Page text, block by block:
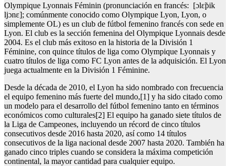
Olympique Lyonnais Féminin (pronunciación en francés: [ɔlɛ̃pik
ljɔnɛ]; comúnmente conocido como Olympique Lyon, Lyon, o
simplemente OL) es un club de fútbol femenino francés con sede en
Lyon. El club es la sección femenina del Olympique Lyonnais desde
2004. Es el club más exitoso en la historia de la División 1
Féminine, con quince títulos de liga como Olympique Lyonnais y
cuatro títulos de liga como FC Lyon antes de la adquisición. El Lyon
juega actualmente en la División 1 Féminine.
Desde la década de 2010, el Lyon ha sido nombrado con frecuencia
el equipo femenino más fuerte del mundo,[1] y ha sido citado como
un modelo para el desarrollo del fútbol femenino tanto en términos
económicos como culturales[2] El equipo ha ganado siete títulos de
la Liga de Campeones, incluyendo un récord de cinco títulos
consecutivos desde 2016 hasta 2020, así como 14 títulos
consecutivos de la liga nacional desde 2007 hasta 2020. También ha
ganado cinco triples cuando se considera la máxima competición
continental, la mayor cantidad para cualquier equipo.